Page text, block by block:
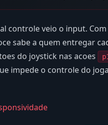
controle veio o input.
sabe a quem entregar
do joystick nas acoes
impede o controle do